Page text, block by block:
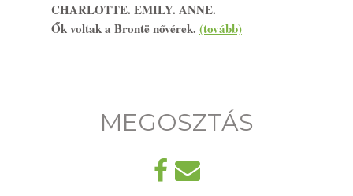
CHARLOTTE. EMILY. ANNE.
Ők voltak a Brontë nővérek. (tovább)
MEGOSZTÁS